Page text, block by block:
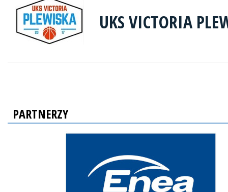
UKS VICTORIA
PARTNERZY